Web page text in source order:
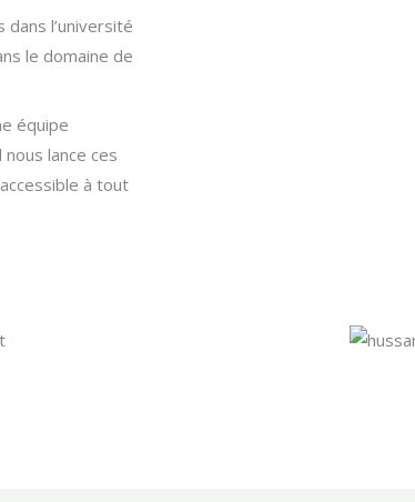
l’université
le domaine de
équipe
lance ces
à tout